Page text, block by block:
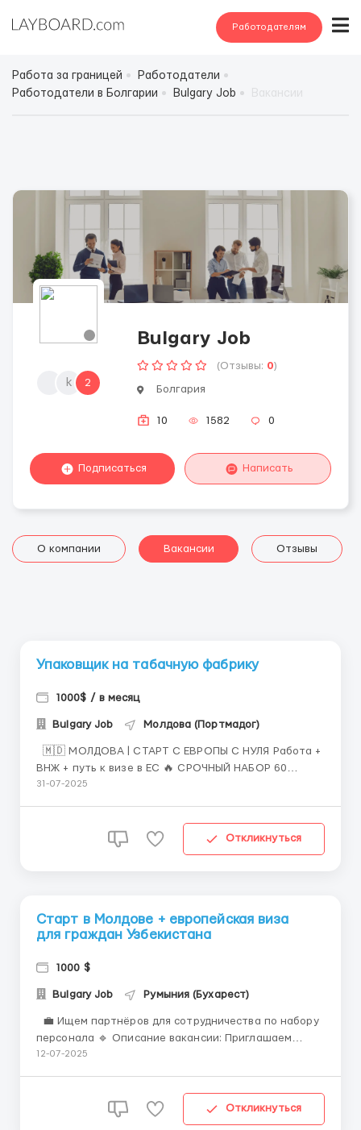
Работодателям
Работа за границей
Работодатели
Работодатели в Болгарии
Bulgary Job
k 2
Bulgary Job
(Отзывы: 0)
Болгария
10 1582 0
Подписаться Написать
О компании Вакансии Отзывы
Упаковщик на табачную фабрику
1000$ / в месяц
Bulgary Job Молдова (Портмадог)
🇲🇩 МОЛДОВА | СТАРТ С ЕВРОПЫ С НУЛЯ Работа +
ВНЖ + путь к визе в ЕС 🔥 СРОЧНЫЙ НАБОР 60
ЧЕЛОВЕК 📍Работа — в сельской зоне Молдовы на
цикл обработки табака: ▪ Уборка табака вруч...
31-07-2025
Откликнуться
Старт в Молдове + европейская виза
для граждан Узбекистана
1000 $
Bulgary Job Румыния (Бухарест)
персонала 🔹 Описание вакансии: Приглашаем
граждан Узбекистана на легальную работу на
возможность получения ВНЖ Молдовы, после
12-07-2025
Откликнуться